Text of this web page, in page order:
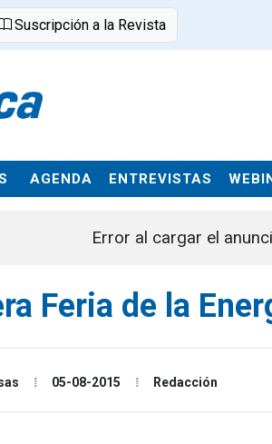
Suscripción a la Revista
AGENDA ENTREVISTAS
Error al cargar el
Feria de la
05-08-2015 Redacción